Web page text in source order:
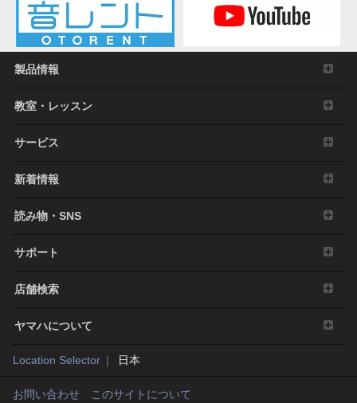
製品情報
教室・レッスン
サービス
新着情報
読み物・SNS
サポート
店舗検索
ヤマハについて
Location Selector 日本
お問い合わせ
このサイトについて